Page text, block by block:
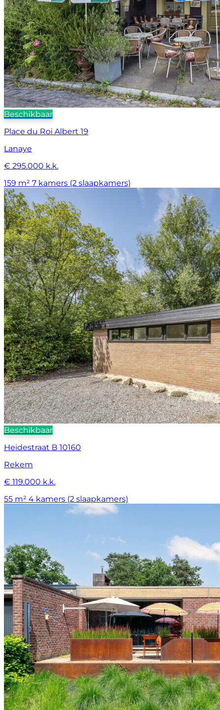
Beschikbaar
Place du Roi Albert 19
Lanaye
€ 295.000 k.k.
159 m² 7 kamers (2 slaapkamers)
Beschikbaar
Heidestraat B 10160
Rekem
€ 119.000 k.k.
55 m² 4 kamers (2 slaapkamers)